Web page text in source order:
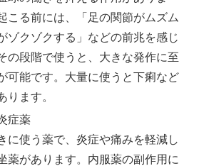
こる前には、「足の関節がムズム
ゾクゾクする」などの前兆を感じ
の段階で使うと、大きな発作に至
可能です。大量に使うと下痢など
ります。
症薬
に使う薬で、炎症や痛みを軽減し
薬があります。内服薬の副作用に